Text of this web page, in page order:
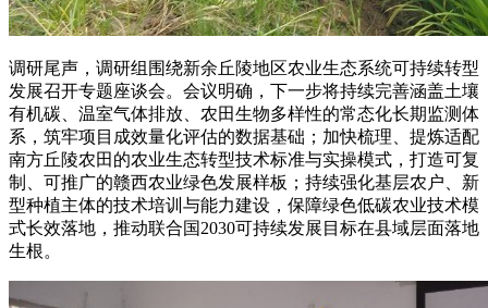
调研尾声，调研组围绕新余丘陵地区农业生态系统可持续转型
发展召开专题座谈会。会议明确，下一步将持续完善涵盖土壤
有机碳、温室气体排放、农田生物多样性的常态化长期监测体
系，筑牢项目成效量化评估的数据基础；加快梳理、提炼适配
南方丘陵农田的农业生态转型技术标准与实操模式，打造可复
制、可推广的赣西农业绿色发展样板；持续强化基层农户、新
型种植主体的技术培训与能力建设，保障绿色低碳农业技术模
式长效落地，推动联合国2030可持续发展目标在县域层面落地
生根。